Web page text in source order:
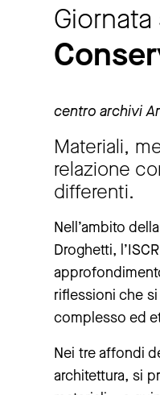
centro archivi
Materiali,
relazione
differenti.
Nell’ambito
Droghetti,
riflessioni che
complesso ed
Nei tre affondi
architettura, si